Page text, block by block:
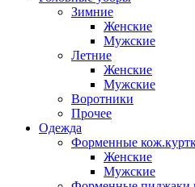
Зимние
Женские
Мужские
Летние
Женские
Мужские
Воротники
Прочее
Одежда
Форменные
Женские
Мужские